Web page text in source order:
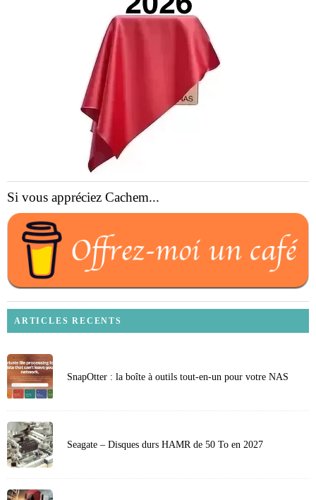
Si vous appréciez Cachem...
ARTICLES RECENTS
SnapOtter : la boîte à outils tout-en-un pour votre NAS
Seagate – Disques durs HAMR de 50 To en 2027